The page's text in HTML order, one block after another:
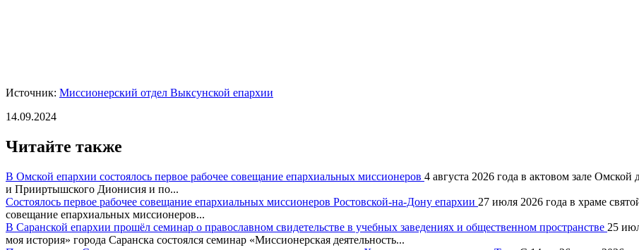
Источник: Миссионерский отдел Выксунской епархии
14.09.2024
Читайте также
В Омской епархии состоялось первое рабочее совещание епархиальных миссионеров 4 августа 2026 года в актовом зале
и Прииртышского Дионисия и по...
Состоялось первое рабочее совещание епархиальных миссионеров Ростовской-на-Дону епархии 27 июля 2026 года в храме
совещание епархиальных миссионеров...
В Саранской епархии прошёл семинар о православном свидетельстве в учебных заведениях и общественном пространстве 25
моя история» города Саранска состоялся семинар «Миссионерская деятельность...